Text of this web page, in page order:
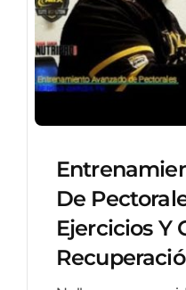
De
Ejercicios Y